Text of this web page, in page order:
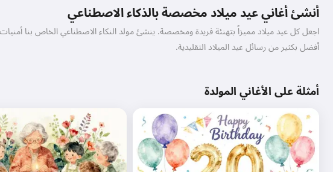
أنشئ أغاني عيد ميلاد مخصصة بالذكاء الاصطناعي
اجعل كل عيد ميلاد مميزاً بتهنئة فريدة ومخصصة. ينشئ مولد النكاء الاصطناعي الخاص بنا
أفضل بكثير من رسائل عيد الميلاد التقليدية.
أمثلة على الأغاني المولدة